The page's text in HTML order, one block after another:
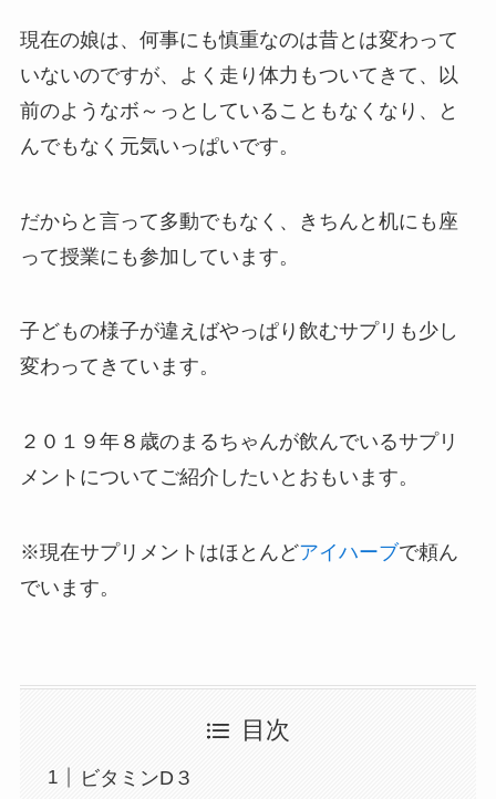
現在の娘は、何事にも慎重なのは昔とは変わって
いないのですが、よく走り体力もついてきて、以
前のようなボ～っとしていることもなくなり、と
んでもなく元気いっぱいです。
だからと言って多動でもなく、きちんと机にも座
って授業にも参加しています。
子どもの様子が違えばやっぱり飲むサプリも少し
変わってきています。
２０１９年８歳のまるちゃんが飲んでいるサプリ
メントについてご紹介したいとおもいます。
※現在サプリメントはほとんどアイハーブで頼ん
でいます。
目次
ビタミンD３